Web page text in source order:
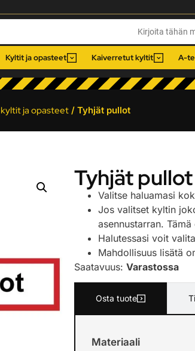
Kyltit ja opasteet Kaiverretut kyltit A-
ja opasteet/ Tyhjät pullot
Tyhjät pullot
Valitse haluamasi
Jos valitset kyltin
asennustarran.
Halutessasi voit
Mahdollisuus lisätä
Saatavuus: Varastossa
Osta tuote
Materiaali